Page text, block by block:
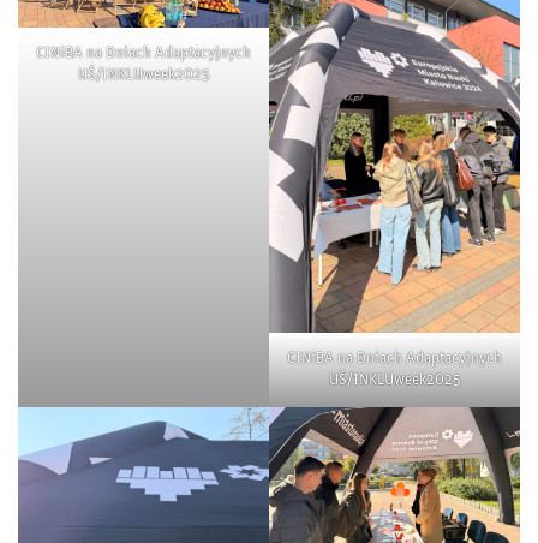
CINiBA na Dniach Adaptacyjnych
UŚ/INKLUweek2025
CINiBA na Dniach Adaptacyjnych
UŚ/INKLUweek2025